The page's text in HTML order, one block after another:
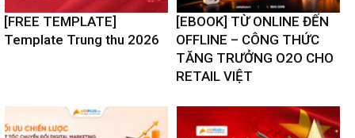
[FREE TEMPLATE]
Template Trung thu 2026
[EBOOK] TỪ ONLINE ĐẾN
OFFLINE – CÔNG THỨC
TĂNG TRƯỞNG O2O CHO
RETAIL VIỆT